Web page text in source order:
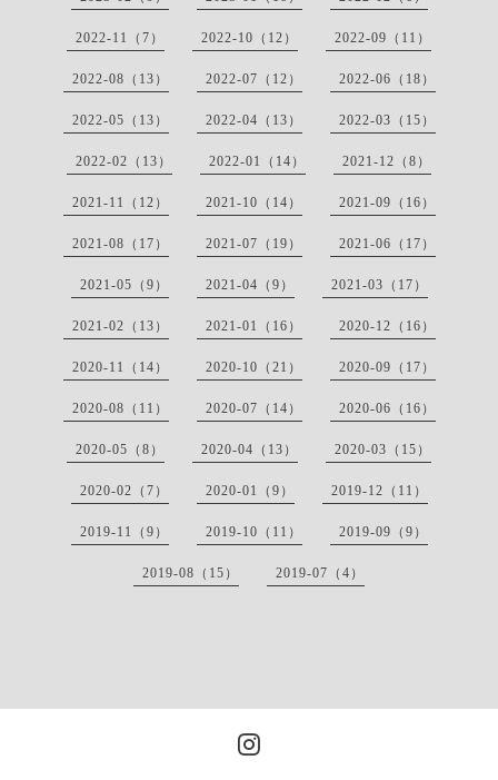
2022-11（7） 2022-10（12） 2022-09（11）
2022-08（13） 2022-07（12） 2022-06（18）
2022-05（13） 2022-04（13） 2022-03（15）
2022-02（13） 2022-01（14） 2021-12（8）
2021-11（12） 2021-10（14） 2021-09（16）
2021-08（17） 2021-07（19） 2021-06（17）
2021-05（9） 2021-04（9） 2021-03（17）
2021-02（13） 2021-01（16） 2020-12（16）
2020-11（14） 2020-10（21） 2020-09（17）
2020-08（11） 2020-07（14） 2020-06（16）
2020-05（8） 2020-04（13） 2020-03（15）
2020-02（7） 2020-01（9） 2019-12（11）
2019-11（9） 2019-10（11） 2019-09（9）
2019-08（15） 2019-07（4）